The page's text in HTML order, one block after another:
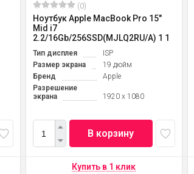
(0)
Ноутбук Apple MacBook Pro 15"
Mid i7
2.2/16Gb/256SSD(MJLQ2RU/A) 1 1
Тип дисплея
ISP
Размер экрана
19 дюйм
Бренд
Apple
Разрешение
экрана
1920 x 1080
В корзину